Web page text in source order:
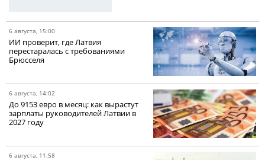
6 августа, 15:00
ИИ проверит, где Латвия
перестаралась с требованиями
Брюсселя
6 августа, 14:02
До 9153 евро в месяц: как вырастут
зарплаты руководителей Латвии в
2027 году
6 августа, 11:58